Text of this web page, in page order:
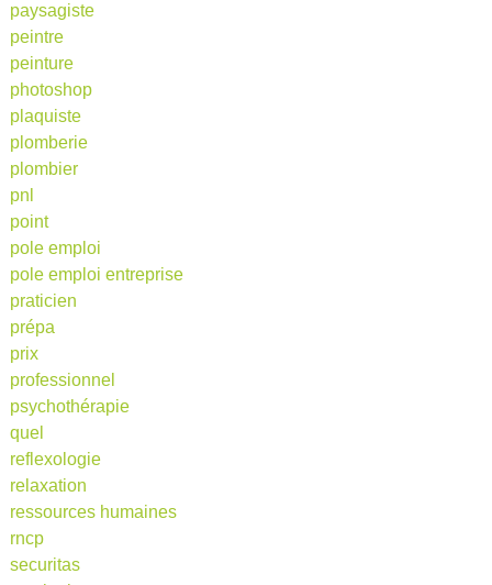
paysagiste
peintre
peinture
photoshop
plaquiste
plomberie
plombier
pnl
point
pole emploi
pole emploi entreprise
praticien
prépa
prix
professionnel
psychothérapie
quel
reflexologie
relaxation
ressources humaines
rncp
securitas